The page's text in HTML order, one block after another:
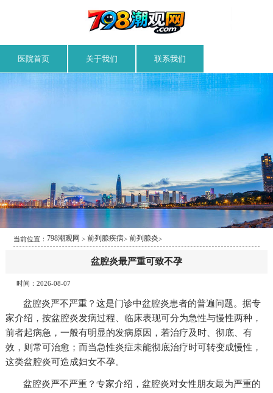
医院首页 关于我们 联系我们
当前位置：798潮观网 >前列腺疾病>前列腺炎>
盆腔炎最严重可致不孕
时间：2026-08-07
盆腔炎严不严重？这是门诊中盆腔炎患者的普遍问题。据专
家介绍，按盆腔炎发病过程、临床表现可分为急性与慢性两种，
前者起病急，一般有明显的发病原因，若治疗及时、彻底、有
效，则常可治愈；而当急性炎症未能彻底治疗时可转变成慢性，
这类盆腔炎可造成妇女不孕。
盆腔炎严不严重？专家介绍，盆腔炎对女性朋友最为严重的